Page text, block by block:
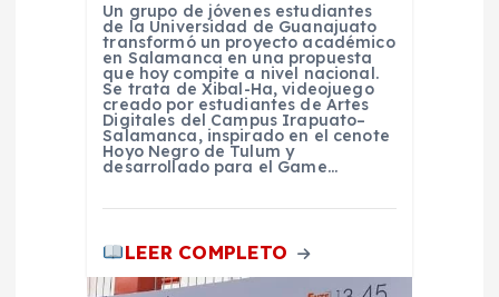
Un grupo de jóvenes estudiantes
de la Universidad de Guanajuato
transformó un proyecto académico
en Salamanca en una propuesta
que hoy compite a nivel nacional.
Se trata de Xibal-Ha, videojuego
creado por estudiantes de Artes
Digitales del Campus Irapuato–
Salamanca, inspirado en el cenote
Hoyo Negro de Tulum y
desarrollado para el Game…
LEER COMPLETO